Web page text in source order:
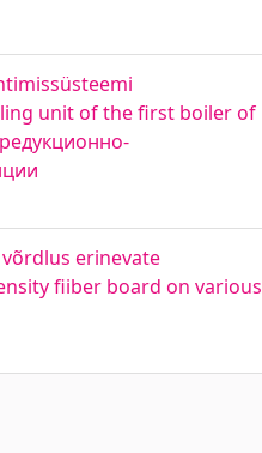
unit of the first boiler of
erinevate
fiiber board on various